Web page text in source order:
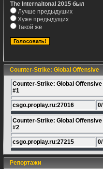
The Internaitonal 2015 был
Лучше предыдуших
Хуже предыдущих
Такой же
Counter-Strike: Global Offensive
Counter-Strike: Global Offensive
#1
csgo.proplay.ru:27016 0/
Counter-Strike: Global Offensive
#2
csgo.proplay.ru:27215 0/
Репортажи